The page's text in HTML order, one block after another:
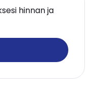
hinnan ja